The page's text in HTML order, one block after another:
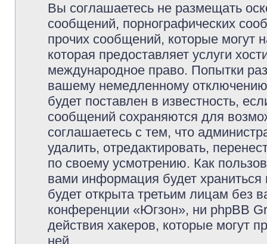
Вы соглашаетесь не размещать
сообщений, порнографических
прочих сообщений, которые могут
которая предоставляет услуги
международное право. Попытки
вашему немедленному
будет поставлен в известность,
сообщений сохраняются для
соглашаетесь с тем, что
удалить, отредактировать,
по своему усмотрению. Как
вами информация будет
будет открыта третьим лицам без
конференции «Югзон», ни phpBB
действия хакеров, которые могут
ней.